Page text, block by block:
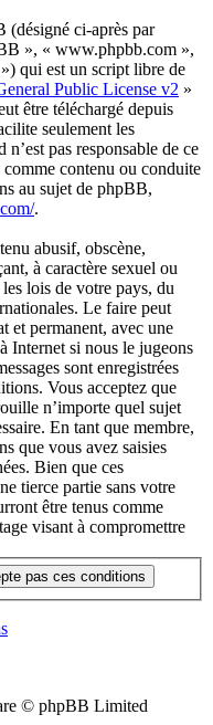
(désigné ci-après par
», « www.phpbb.com »,
qui est un script libre de
Public License v2 »
être téléchargé depuis
seulement les
pas responsable de ce
comme contenu ou conduite
au sujet de phpBB,
.
abusif, obscène,
à caractère sexuel ou
lois de votre pays, du
Le faire peut
et permanent, avec une
Internet si nous le jugeons
sont enregistrées
Vous acceptez que
n’importe quel sujet
En tant que membre,
que vous avez saisies
Bien que ces
tierce partie sans votre
être tenus comme
visant à compromettre
© phpBB Limited